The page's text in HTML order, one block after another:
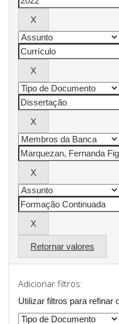
Retornar valores
Adicionar filtros:
Utilizar filtros para refinar